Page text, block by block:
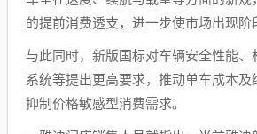
的提前消费透支，进一步使市场出现阶
与此同时，新版国标对车辆安全性能、
系统等提出更高要求，推动单车成本及
抑制价格敏感型消费需求。